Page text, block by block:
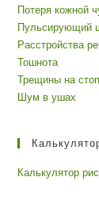
Потеря кожной
Пульсирующий
Расстройства
Тошнота
Трещины на
Шум в ушах
Калькулятор